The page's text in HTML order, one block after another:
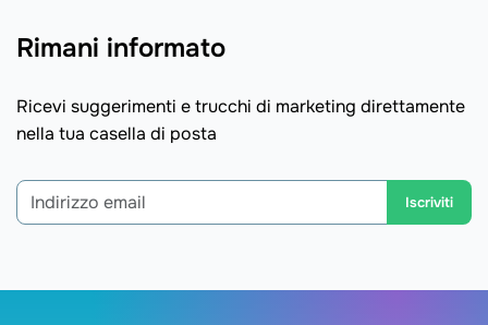
Rimani informato
Ricevi suggerimenti e trucchi di marketing direttamente
nella tua casella di posta
Iscriviti